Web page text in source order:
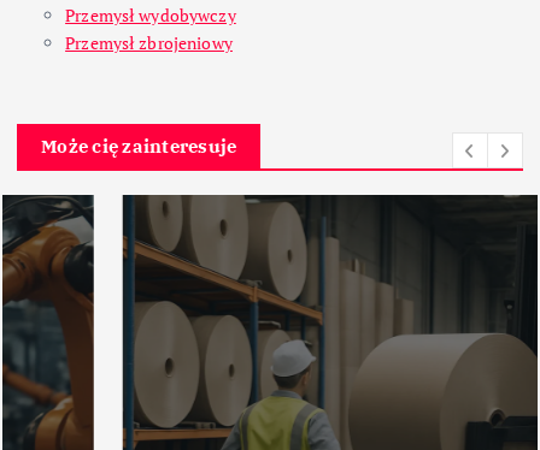
Przemysł wydobywczy
Przemysł zbrojeniowy
Może cię zainteresuje